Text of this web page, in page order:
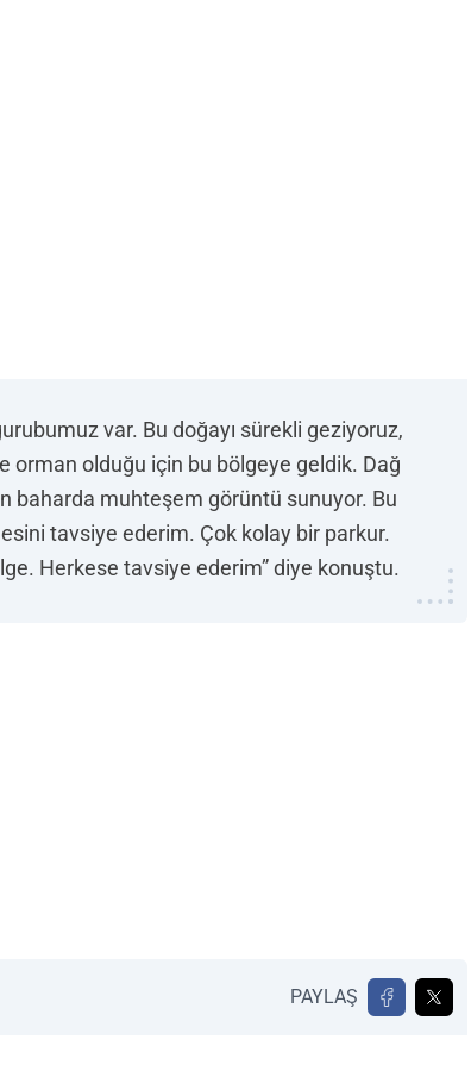
var. Bu doğayı sürekli geziyoruz,
orman olduğu için bu bölgeye geldik. Dağ
baharda muhteşem görüntü sunuyor. Bu
tavsiye ederim. Çok kolay bir parkur.
Herkese tavsiye ederim” diye konuştu.
PAYLAŞ